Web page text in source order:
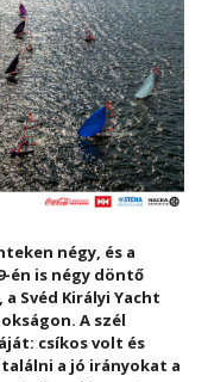
négy, és a
én is négy döntő
Svéd Királyi Yacht
A szél
csíkos volt és
a jó irányokat a